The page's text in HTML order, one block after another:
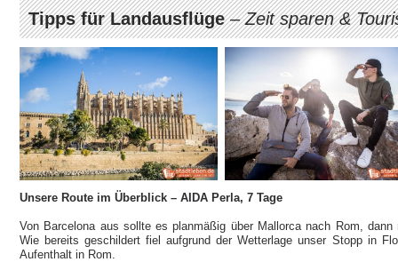
Tipps für Landausflüge–Zeit sparen &
Unsere Route im Überblick – AIDA Perla, 7 Tage
Von Barcelona aus sollte es planmäßig über Mallorca nach Rom,
Wie bereits geschildert fiel aufgrund der Wetterlage unser Stopp in
Aufenthalt in Rom.